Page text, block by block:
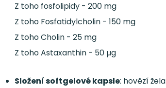
Z toho fosfolipidy - 200 mg
Z toho Fosfatidylcholin - 150 mg
Z toho Cholin - 25 mg
Z toho Astaxanthin - 50 µg
Složení softgelové kapsle: hovězí